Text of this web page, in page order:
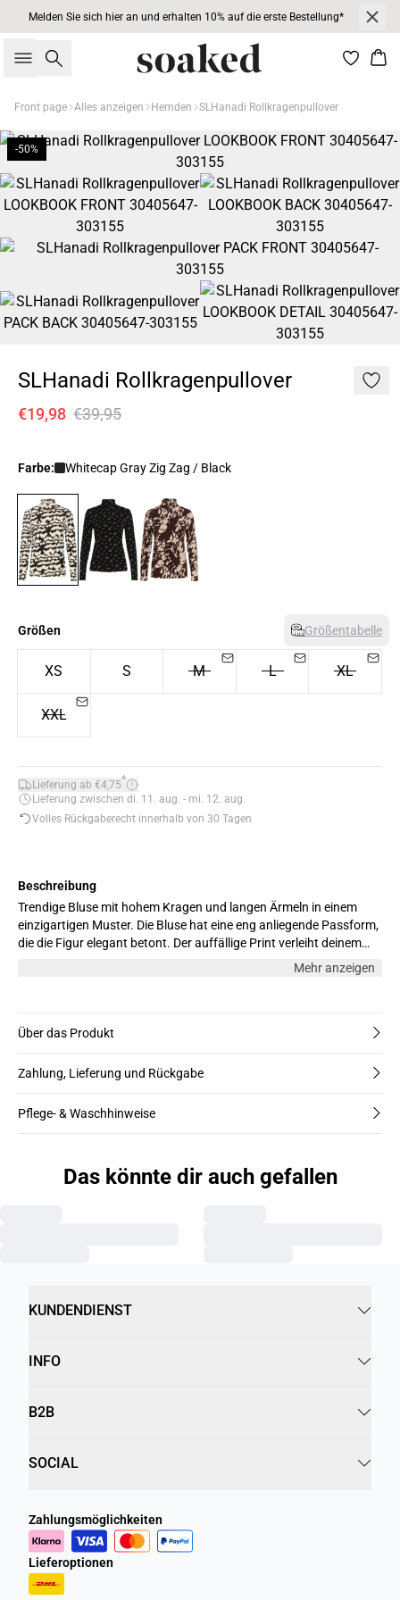
Melden Sie sich hier an und erhalten 10% auf die erste Bestellung*
Suche
Front page Alles anzeigen Hemden SLHanadi Rollkragenpullover
-50%
SLHanadi Rollkragenpullover
€19,98 €39,95
Farbe: Whitecap Gray Zig Zag / Black
Größen Größentabelle
XS S M L XL
XXL
Lieferung ab €4,75*
Lieferung zwischen di. 11. aug. - mi. 12. aug.
Volles Rückgaberecht innerhalb von 30 Tagen
Beschreibung
Trendige Bluse mit hohem Kragen und langen Ärmeln in einem
einzigartigen Muster. Die Bluse hat eine eng anliegende Passform,
die die Figur elegant betont. Der auffällige Print verleiht deinem
Outfit eine stilvolle und moderne Note. Die Bluse besteht aus
Mehr anzeigen
Über das Produkt
Zahlung, Lieferung und Rückgabe
Pflege- & Waschhinweise
Das könnte dir auch gefallen
KUNDENDIENST
INFO
B2B
SOCIAL
Zahlungsmöglichkeiten
Lieferoptionen